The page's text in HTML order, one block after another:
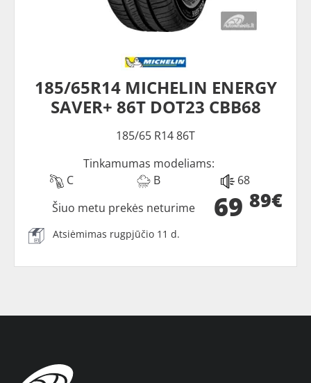
185/65R14 MICHELIN ENERGY
SAVER+ 86T DOT23 CBB68
185/65 R14 86T
Tinkamumas modeliams:
C
B 68
69 89€
Šiuo metu prekės neturime
Atsiėmimas rugpjūčio 11 d.